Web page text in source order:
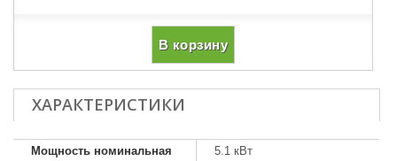
В корзину
ХАРАКТЕРИСТИКИ
Мощность номинальная
5.1 кВт